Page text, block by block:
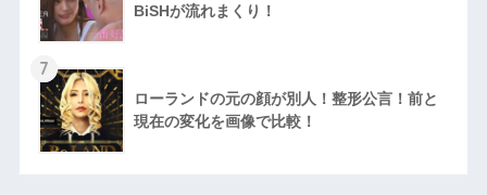
BiSHが流れまくり！
7
ローランドの元の顔が別人！整形公言！前と
現在の変化を画像で比較！